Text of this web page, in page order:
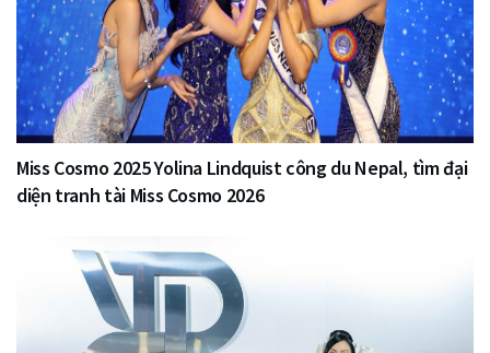
Miss Cosmo 2025 Yolina Lindquist công du Nepal, tìm đại
diện tranh tài Miss Cosmo 2026